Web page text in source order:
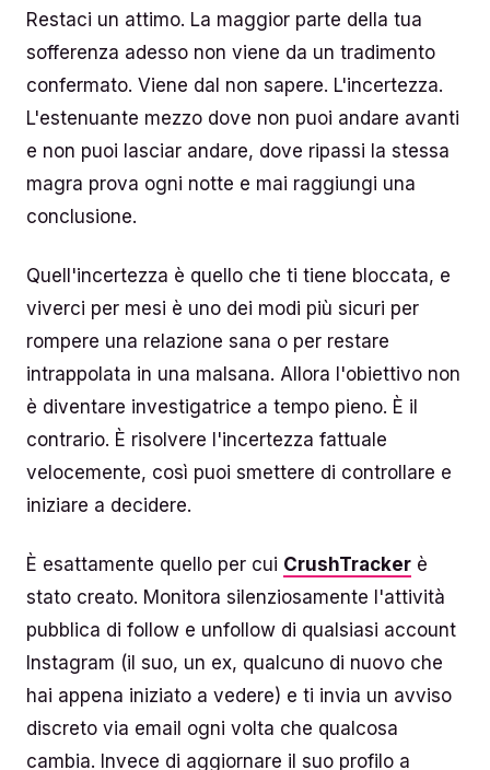
Restaci un attimo. La maggior parte della tua
sofferenza adesso non viene da un tradimento
confermato. Viene dal non sapere. L'incertezza.
L'estenuante mezzo dove non puoi andare avanti
e non puoi lasciar andare, dove ripassi la stessa
magra prova ogni notte e mai raggiungi una
conclusione.
Quell'incertezza è quello che ti tiene bloccata, e
viverci per mesi è uno dei modi più sicuri per
rompere una relazione sana o per restare
intrappolata in una malsana. Allora l'obiettivo non
è diventare investigatrice a tempo pieno. È il
contrario. È risolvere l'incertezza fattuale
velocemente, così puoi smettere di controllare e
iniziare a decidere.
È esattamente quello per cui CrushTracker è
stato creato. Monitora silenziosamente l'attività
pubblica di follow e unfollow di qualsiasi account
Instagram (il suo, un ex, qualcuno di nuovo che
hai appena iniziato a vedere) e ti invia un avviso
discreto via email ogni volta che qualcosa
cambia. Invece di aggiornare il suo profilo a